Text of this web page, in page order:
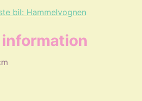
bil: Hammelvognen